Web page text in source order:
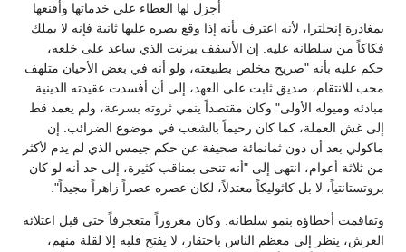
أجزل لها العطاء على خدماتها وأقنعها
بمغادرة إنجلترا، لأنه اعترف بأنه إذا وقع بصره عليها ثانية فإنه لا يملك
فكاكاً من سلطانه عليه. إن الأسقف بيرنت الذي ساعد على خلعه،
حكم عليه بأنه "صريح مخلص بطبيعته، ولو أنه في بعض الأحيان متلهف
محب للانتقام، صديق ثابت على العهد، إلى أن أفسدت عقيدته الدينية
مبادئه وميوله الأولى" وكان مقتصداً ينمي ثروته بسرعة، ولم يعمد قط
إلى غش العملة، كما كان رحيماً بالشعب في موضوع الضرائب. إن
ماكولي بعد أن دون ثمانمائة صحيفة عن حكم جيمس الذي لم يدم لأكثر
من ثلاثة أعوام، انتهى إلى "أنه تنحى بمناقب كثيرة، إلى حد أنه لو كان
بروتستانتياً، لا بل كاثوليكاً معتدلاً، لكان عصره عصراً زاهراً مجيداً".
وتفاقمت أخطاؤه بنمو سلطانه. وكان مغروراً متعجرفاً حتى قبل اعتلائه
العرش، ينظر إلى معظم الناس باحتقار، لا يفتح قلبه إلا لقلة منهم،